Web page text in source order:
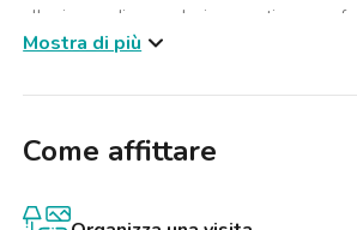
alla ricerca di una soluzione pratica e
Roma.
L’immobile è composto da una camera da
garantire funzionalità e comfort nella vita
offre uno spazio esterno piacevole da
Mostra di più
Come affittare